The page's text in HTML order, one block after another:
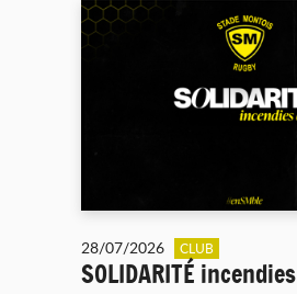
28/07/2026 CLUB
SOLIDARITÉ incendies